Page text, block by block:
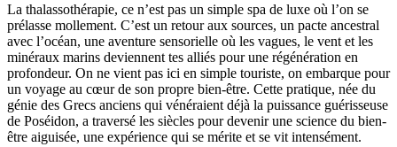
La thalassothérapie, ce n’est pas un simple spa de luxe où l’on se
prélasse mollement. C’est un retour aux sources, un pacte ancestral
avec l’océan, une aventure sensorielle où les vagues, le vent et les
minéraux marins deviennent tes alliés pour une régénération en
profondeur. On ne vient pas ici en simple touriste, on embarque pour
un voyage au cœur de son propre bien-être. Cette pratique, née du
génie des Grecs anciens qui vénéraient déjà la puissance guérisseuse
de Poséidon, a traversé les siècles pour devenir une science du bien-
être aiguisée, une expérience qui se mérite et se vit intensément.